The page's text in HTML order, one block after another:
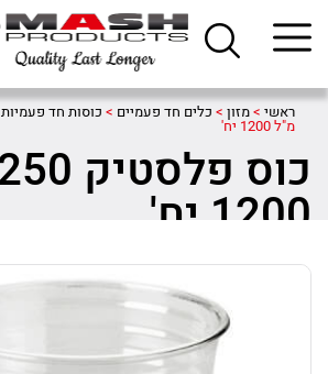
ראשי >מזון > כלים חד פעמיים > כוסות חד פעמיות
מ"ל 1200 יח'
1200 יח'